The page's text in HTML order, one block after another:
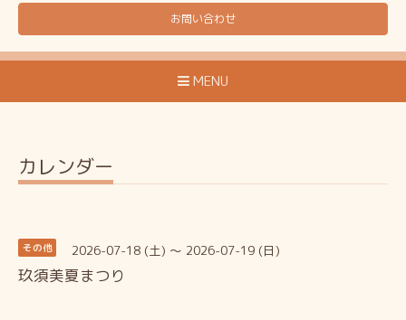
お問い合わせ
MENU
カレンダー
その他 2026-07-18 (土) ～ 2026-07-19 (日)
玖須美夏まつり